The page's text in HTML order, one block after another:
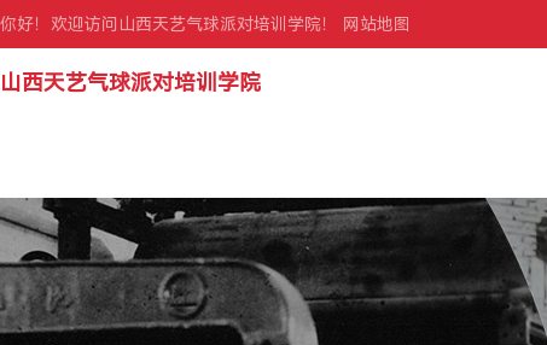
你好！欢迎访问山西天艺气球派对培训学院！ 网站地图
山西天艺气球派对培训学院